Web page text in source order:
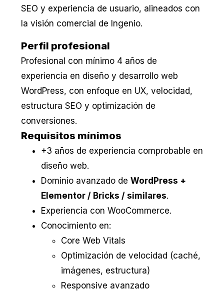
SEO y experiencia de usuario, alineados con
la visión comercial de Ingenio.
Perfil profesional
Profesional con mínimo 4 años de
experiencia en diseño y desarrollo web
WordPress, con enfoque en UX, velocidad,
estructura SEO y optimización de
conversiones.
Requisitos mínimos
+3 años de experiencia comprobable en
diseño web.
Dominio avanzado de WordPress +
Elementor / Bricks / similares.
Experiencia con WooCommerce.
Conocimiento en:
Core Web Vitals
Optimización de velocidad (caché,
imágenes, estructura)
Responsive avanzado